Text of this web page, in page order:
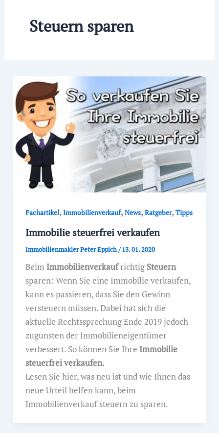
Steuern sparen
Fachartikel,Immobilienverkauf,News,Ratgeber,Tipps
Immobilie steuerfrei verkaufen
Immobilienmakler Peter Eppich/13. 01. 2020
Beim Immobilienverkaufrichtig Steuern
sparen: Wenn Sie eine Immobilie verkaufen,
kann es passieren, dass Sie den Gewinn
versteuern müssen. Dabei hat sich die
aktuelle Rechtssprechung Ende 2019 jedoch
zugunsten der Immobilieneigentümer
verbessert. So können Sie Ihre Immobilie
steuerfrei verkaufen.
Lesen Sie hier, was neu ist und wie Ihnen das
neue Urteil helfen kann, beim
Immobilienverkauf steuern zu sparen.